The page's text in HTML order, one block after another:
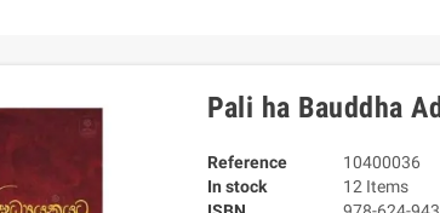
Pali ha Bauddha
Reference
10400036
In stock
12 Items